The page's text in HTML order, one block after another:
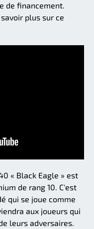
de financement.
plus sur ce
« Black Eagle » est
de rang 10. C'est
qui se joue comme
aux joueurs qui
leurs adversaires.